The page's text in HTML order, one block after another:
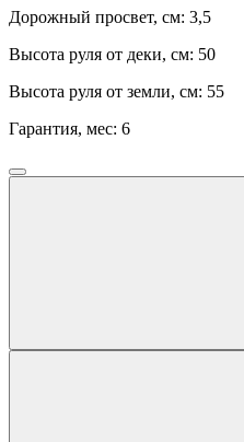
Дорожный просвет, см: 3,5
Высота руля от деки, см: 50
Высота руля от земли, см: 55
Гарантия, мес: 6